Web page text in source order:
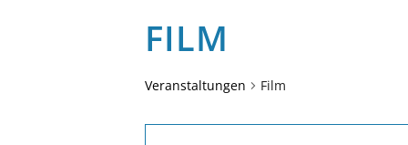
FILM
Veranstaltungen Film
VERANSTALTUNGEN